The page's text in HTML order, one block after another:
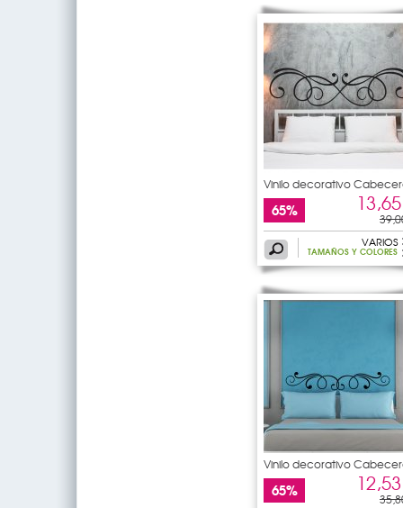
Vinilo decorativo
de
65%
VARIOS
TAMAÑOS Y COLORES
Vinilo decorativo
de
65%